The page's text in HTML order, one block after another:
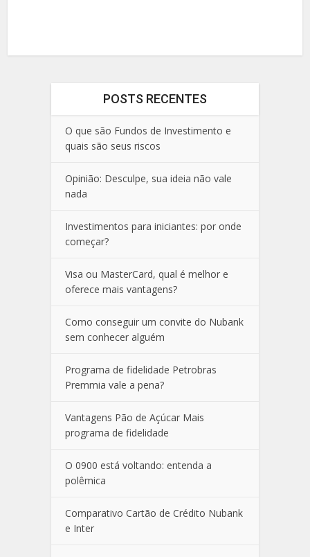
POSTS RECENTES
O que são Fundos de Investimento e
quais são seus riscos
Opinião: Desculpe, sua ideia não vale
nada
Investimentos para iniciantes: por onde
começar?
Visa ou MasterCard, qual é melhor e
oferece mais vantagens?
Como conseguir um convite do Nubank
sem conhecer alguém
Programa de fidelidade Petrobras
Premmia vale a pena?
Vantagens Pão de Açúcar Mais
programa de fidelidade
O 0900 está voltando: entenda a
polêmica
Comparativo Cartão de Crédito Nubank
e Inter